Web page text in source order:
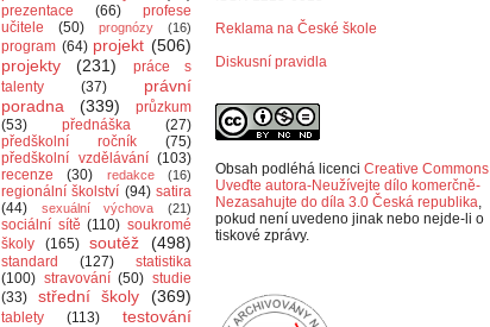
prezentace
(66)
profese
učitele
(50) prognózy (16)
program (64) projekt (506)
projekty
(231)
práce s
talenty
(37)
právní
poradna
(339)
průzkum
(53)
přednáška
(27)
předškolní ročník
(75)
předškolní vzdělávání (103)
recenze
(30) redakce (16)
regionální školství (94) satira
(44)
sexuální výchova (21)
sociální sítě (110) soukromé
školy
(165) soutěž (498)
standard (127)
statistika
(100) stravování (50) studie
(33)
střední školy (369)
tablety (113)
testování
Reklama na České škole
Diskusní pravidla
Obsah podléhá licenci Creative Commons
Uveďte autora-Neužívejte dílo komerčně-
Nezasahujte do díla 3.0 Česká republika,
pokud není uvedeno jinak nebo nejde-li o
tiskové zprávy.